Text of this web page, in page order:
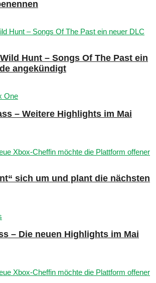
Hunt – Songs Of The Past ein
angekündigt
– Weitere Highlights im Mai
sich um und plant die nächsten
– Die neuen Highlights im Mai